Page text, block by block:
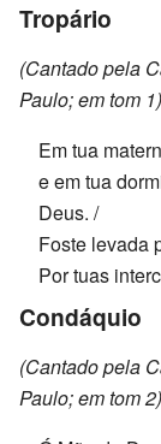
Tropário
(Cantado pela
Paulo; em tom 1)
Em tua
e em tua
Deus. /
Foste levada
Por tuas
Condáquio
(Cantado pela
Paulo; em tom 2)